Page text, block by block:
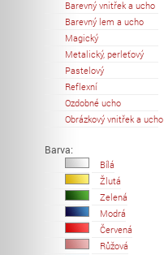
Barevný vnitřek a ucho
Barevný lem a ucho
Magický
Metalický, perleťový
Pastelový
Reflexní
Ozdobné ucho
Obrázkový vnitřek a ucho
Barva:
Bílá
Žlutá
Zelená
Modrá
Červená
Růžová